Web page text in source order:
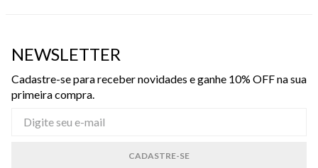
NEWSLETTER
Cadastre-se para receber novidades e ganhe 10% OFF na sua
primeira compra.